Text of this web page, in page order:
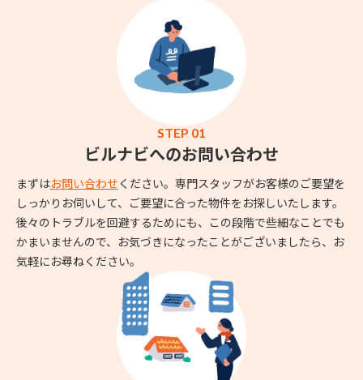
STEP 01
ビルナビへのお問い合わせ
まずはお問い合わせ ください。専門スタッフがお客様のご要望を
しっかりお伺いして、ご要望に合った物件をお探しいたします。
後々のトラブルを回避するためにも、この段階で些細なことでも
かまいませんので、お気づきになったことがございましたら、お
気軽にお尋ねください。